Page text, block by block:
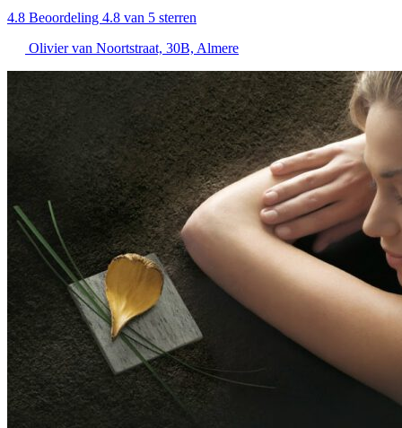
4.8 Beoordeling 4.8 van 5 sterren
Olivier van Noortstraat, 30B, Almere